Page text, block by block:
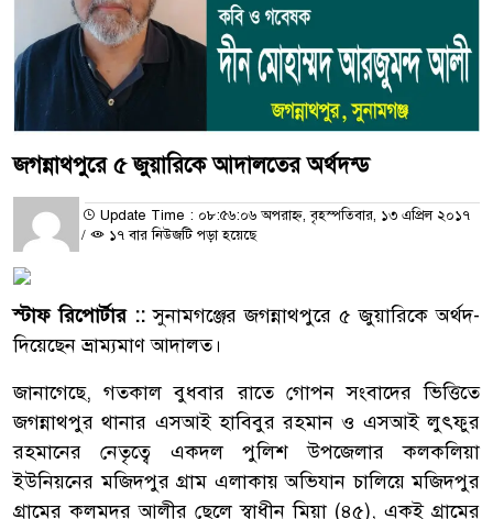
জগন্নাথপুরে ৫ জুয়ারিকে আদালতের অর্থদন্ড
Update Time : ০৮:৫৬:০৬ অপরাহ্ন, বৃহস্পতিবার, ১৩ এপ্রিল ২০১৭
/
১৭ বার নিউজটি পড়া হয়েছে
স্টাফ রিপোর্টার :: সুনামগঞ্জের জগন্নাথপুরে ৫ জুয়ারিকে অর্থদ-
দিয়েছেন ভ্রাম্যমাণ আদালত।
জানাগেছে, গতকাল বুধবার রাতে গোপন সংবাদের ভিত্তিতে
জগন্নাথপুর থানার এসআই হাবিবুর রহমান ও এসআই লুৎফুর
রহমানের নেতৃত্বে একদল পুলিশ উপজেলার কলকলিয়া
ইউনিয়নের মজিদপুর গ্রাম এলাকায় অভিযান চালিয়ে মজিদপুর
গ্রামের কলমদর আলীর ছেলে স্বাধীন মিয়া (৪৫), একই গ্রামের